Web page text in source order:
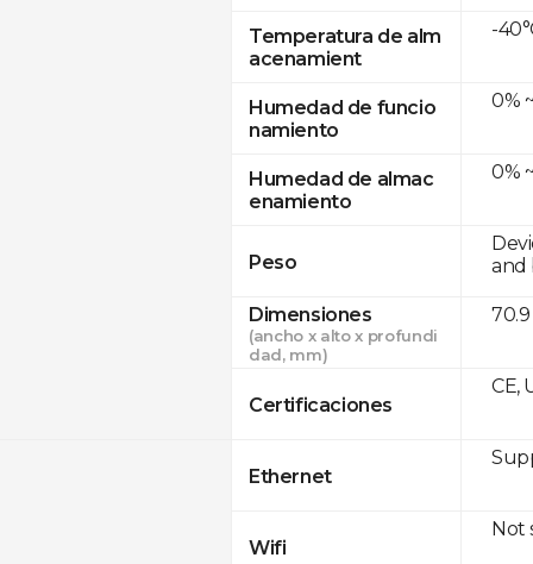
Temperatura de alm
acenamient
Humedad de funcio
namiento
Humedad de almac
enamiento
Peso
Dimensiones
(ancho x alto x profundi
dad, mm)
Certificaciones
Ethernet
Wifi
-
0%
0%
and
CE,
Not